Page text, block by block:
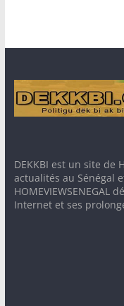
DEKKBI est un site de
actualités au Sénégal
Internet et ses